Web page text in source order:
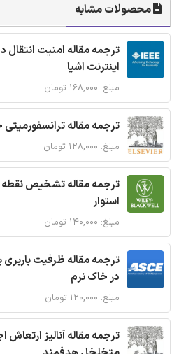
محصولات مشابه
اینترنت اشیا
مبلغ: ۱۶۸,۰۰۰ تومان
ترجمه مقاله
مبلغ: ۱۲۸,۰۰۰ تومان
ترجمه مقاله تشخیص نقطه
استوار
مبلغ: ۱۴۰,۰۰۰ تومان
ترجمه مقاله ظرفیت
در خاک نرم
مبلغ: ۱۲۰,۰۰۰ تومان
ترجمه مقاله آنالیز